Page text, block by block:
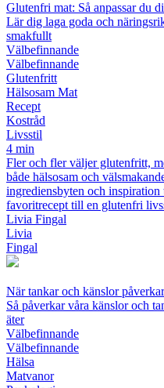
Glutenfri mat: Så anpassar du
Lär dig laga goda och
smakfullt
Välbefinnande
Välbefinnande
Glutenfritt
Hälsosam Mat
Recept
Kostråd
Livsstil
4 min
Fler och fler väljer glutenfritt,
både hälsosam och
ingrediensbyten och
favoritrecept till en glutenfri
Livia Fingal
Livia
Fingal
När tankar och känslor
Så påverkar våra känslor och
äter
Välbefinnande
Välbefinnande
Hälsa
Matvanor